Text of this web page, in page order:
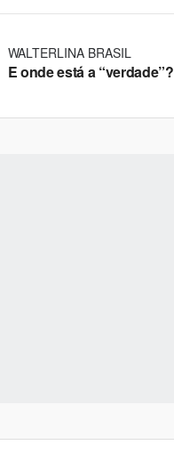
WALTERLINA BRASIL
E onde está a “verdade”?